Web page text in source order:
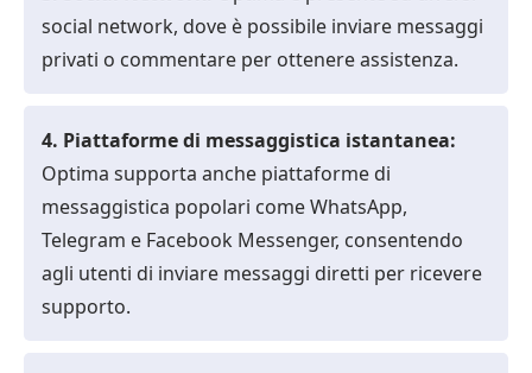
social network, dove è possibile inviare messaggi
privati o commentare per ottenere assistenza.
4. Piattaforme di messaggistica istantanea:
Optima supporta anche piattaforme di
messaggistica popolari come WhatsApp,
Telegram e Facebook Messenger, consentendo
agli utenti di inviare messaggi diretti per ricevere
supporto.